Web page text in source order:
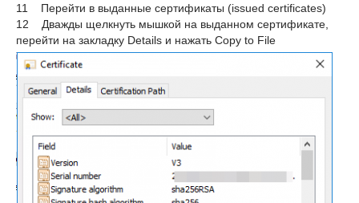
11 Перейти в выданные сертификаты (issued certificates)
12 Дважды щелкнуть мышкой на выданном сертификате,
перейти на закладку Details и нажать Copy to File